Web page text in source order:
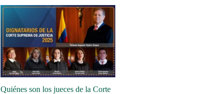
Quiénes son los jueces de la Corte